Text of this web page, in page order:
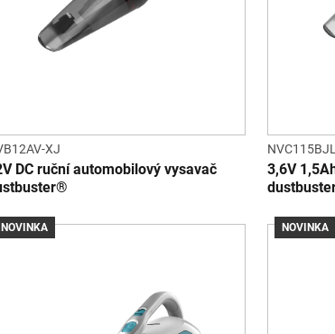
XJ
DC ruční automobilový vysavač
3,6V
NOVINKA NOVINKA